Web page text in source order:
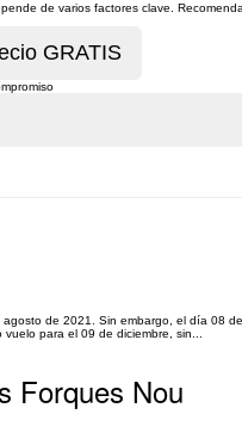
de varios factores clave.
de 2021. Sin embargo, el día 08 de
para el 09 de diciembre, sin...
Forques Nou